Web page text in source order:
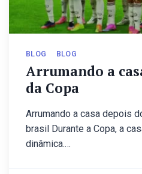
BLOG BLOG
Arrumando a
da Copa
Arrumando a casa depois
brasil Durante a Copa, a
dinâmica.…